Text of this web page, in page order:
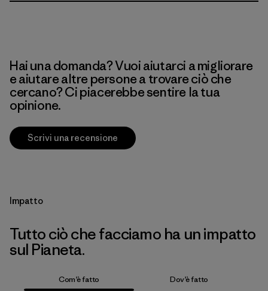
Hai una domanda? Vuoi aiutarci a migliorare
e aiutare altre persone a trovare ciò che
cercano? Ci piacerebbe sentire la tua
opinione.
Scrivi una recensione
Impatto
Tutto ciò che facciamo ha un impatto
sul Pianeta.
Com’è fatto Dov’è fatto